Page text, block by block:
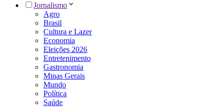
Jornalismo
Agro
Brasil
Cultura e Lazer
Economia
Eleições 2026
Entretenimento
Gastronomia
Minas Gerais
Mundo
Política
Saúde